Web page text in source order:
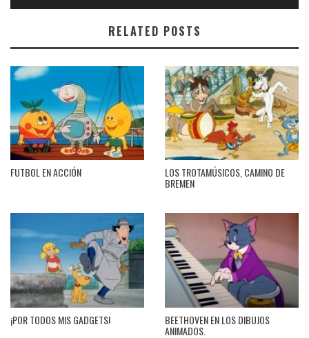
RELATED POSTS
FUTBOL EN ACCIÓN LOS TROTAMÚSICOS, CAMINO DE
BREMEN
¡POR TODOS MIS GADGETS! BEETHOVEN EN LOS DIBUJOS
ANIMADOS.